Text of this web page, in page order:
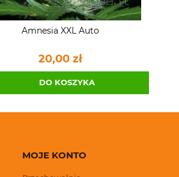
Amnesia XXL Auto
20,00 zł
DO KOSZYKA
MOJE KONTO